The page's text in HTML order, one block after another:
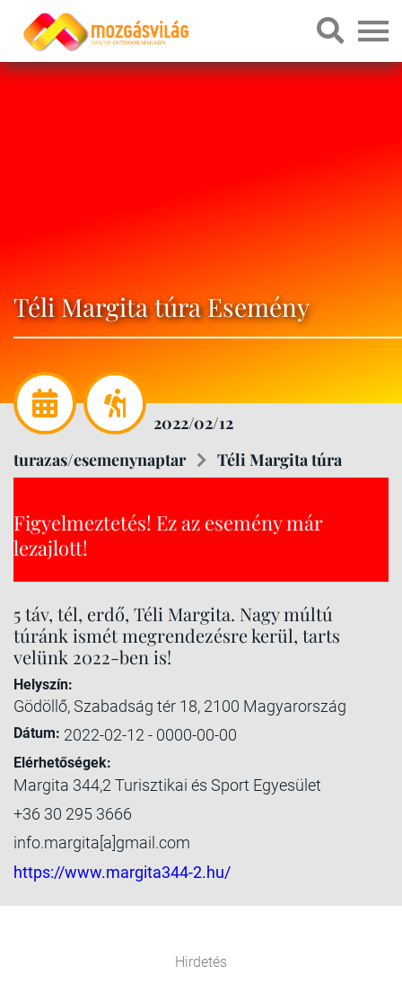
Téli Margita túra Esemény
2022/02/12
turazas/esemenynaptar
Téli Margita túra
Figyelmeztetés! Ez az esemény már
lezajlott!
5 táv, tél, erdő, Téli Margita. Nagy múltú
túránk ismét megrendezésre kerül, tarts
velünk 2022-ben is!
Helyszín:
Gödöllő, Szabadság tér 18, 2100 Magyarország
Dátum: 2022-02-12 - 0000-00-00
Elérhetőségek:
Margita 344,2 Turisztikai és Sport Egyesület
+36 30 295 3666
info.margita[a]gmail.com
https://www.margita344-2.hu/
Hirdetés